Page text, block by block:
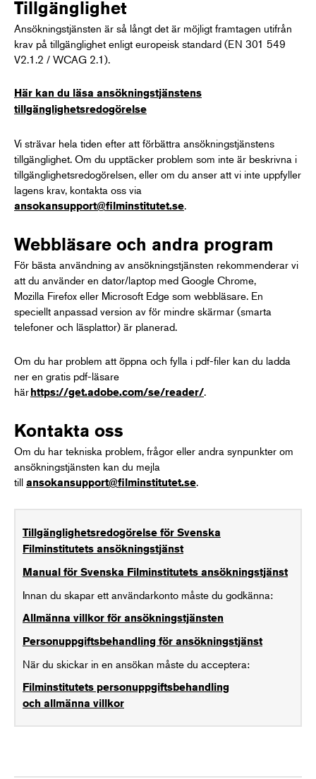
Tillgänglighet
Ansökningstjänsten är så långt det är möjligt framtagen utifrån
krav på tillgänglighet enligt europeisk standard (EN 301 549
V2.1.2 / WCAG 2.1).
Här kan du läsa ansökningstjänstens
tillgänglighetsredogörelse
Vi strävar hela tiden efter att förbättra ansökningstjänstens
tillgänglighet. Om du upptäcker problem som inte är beskrivna i
tillgänglighetsredogörelsen, eller om du anser att vi inte uppfyller
lagens krav, kontakta oss via
ansokansupport@filminstitutet.se
Webbläsare och andra program
För bästa användning av ansökningstjänsten rekommenderar vi
att du använder en dator/laptop med Google Chrome,
Mozilla Firefox eller Microsoft Edge som webbläsare. En
speciellt anpassad version av för mindre skärmar (smarta
telefoner och läsplattor) är planerad.
Om du har problem att öppna och fylla i pdf-filer kan du ladda
ner en gratis pdf-läsare
härhttps://get.adobe.com/se/reader/
Kontakta oss
Om du har tekniska problem, frågor eller andra synpunkter om
ansökningstjänsten kan du mejla
till ansokansupport@filminstitutet.se.
Tillgänglighetsredogörelse för Svenska
Filminstitutets ansökningstjänst
Manual för Svenska Filminstitutets ansökningstjänst
Innan du skapar ett användarkonto måste du godkänna:
Allmänna villkor för ansökningstjänsten
Personuppgiftsbehandling för ansökningstjänst
När du skickar in en ansökan måste du acceptera:
Filminstitutets personuppgiftsbehandling
och allmänna villkor